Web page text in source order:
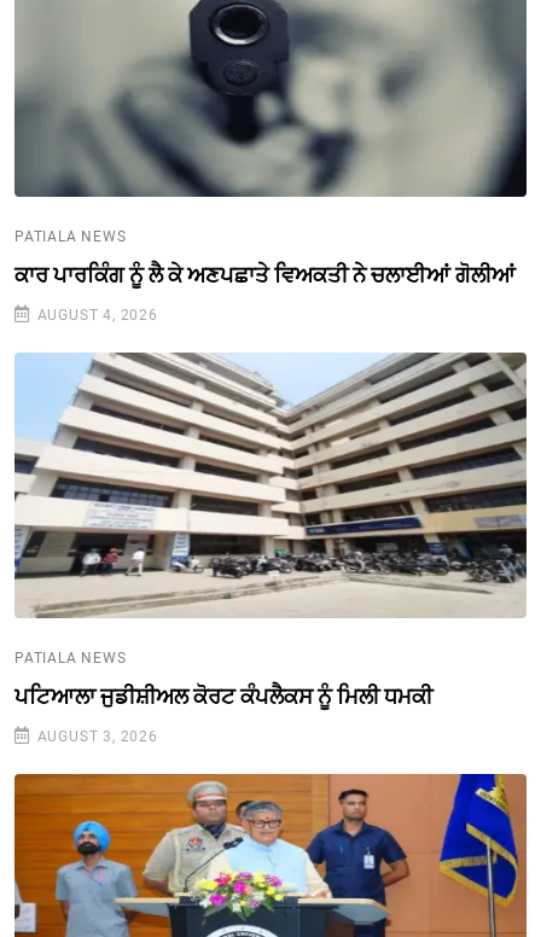
PATIALA NEWS
ਕਾਰ ਪਾਰਕਿੰਗ ਨੂੰ ਲੈ ਕੇ ਅਣਪਛਾਤੇ ਵਿਅਕਤੀ ਨੇ ਚਲਾਈਆਂ ਗੋਲੀਆਂ
AUGUST 4, 2026
PATIALA NEWS
ਪਟਿਆਲਾ ਜੁਡੀਸ਼ੀਅਲ ਕੋਰਟ ਕੰਪਲੈਕਸ ਨੂੰ ਮਿਲੀ ਧਮਕੀ
AUGUST 3, 2026